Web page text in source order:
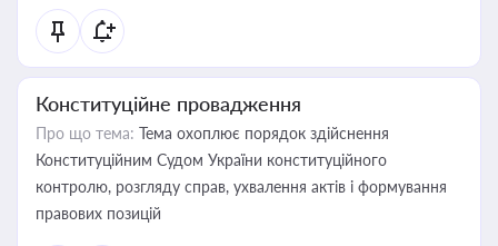
Конституційне провадження
Про що тема: Тема охоплює порядок здійснення
Конституційним Судом України конституційного
контролю, розгляду справ, ухвалення актів і формування
правових позицій